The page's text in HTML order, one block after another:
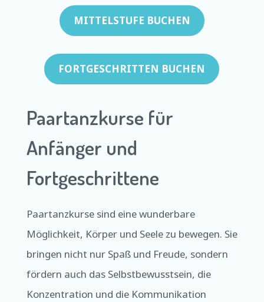
MITTELSTUFE BUCHEN
FORTGESCHRITTEN BUCHEN
Paartanzkurse für
Anfänger und
Fortgeschrittene
Paartanzkurse sind eine wunderbare
Möglichkeit, Körper und Seele zu bewegen. Sie
bringen nicht nur Spaß und Freude, sondern
fördern auch das Selbstbewusstsein, die
Konzentration und die Kommunikation